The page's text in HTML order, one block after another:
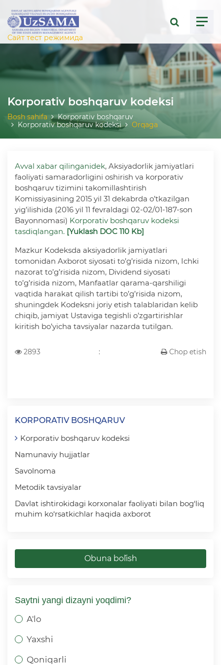
Сайт тест режимида
Korporativ boshqaruv kodeksi
Bosh sahifa
Korporativ boshqaruv
Korporativ boshqaruv kodeksi
Orqaga
Аvval xabar qilinganidek, Aksiyadorlik jamiyatlari
faoliyati samaradorligini oshirish va korporativ
boshqaruv tizimini takomillashtirish
Komissiyasining 2015 yil 31 dekabrda o’tkazilgan
yig’ilishida (2016 yil 11 fevraldagi 02-02/01-187-son
Bayonnomasi) Korporativ boshqaruv kodeksi
tasdiqlangan. [Yuklash DOC 110 Kb]
Mazkur Kodeksda aksiyadorlik jamiyatlari
tomonidan Axborot siyosati to’g’risida nizom, Ichki
nazorat to’g’risida nizom, Dividend siyosati
to’g’risida nizom, Manfaatlar qarama-qarshiligi
vaqtida harakat qilish tartibi to’g’risida nizom,
shuningdek Kodeksni joriy etish talablaridan kelib
chiqib, jamiyat Ustaviga tegishli o’zgartirishlar
kiritish bo’yicha tavsiyalar nazarda tutilgan.
2893 : Chop etish
KORPORATIV BOSHQARUV
Korporativ boshqaruv kodeksi
Namunaviy hujjatlar
Savolnoma
Metodik tavsiyalar
Davlat ishtirokidagi korxonalar faoliyati bilan bog‘liq
muhim ko‘rsatkichlar haqida axborot
Obuna bo`lish
Saytni yangi dizayni yoqdimi?
A'lo
Yaxshi
Qoniqarli